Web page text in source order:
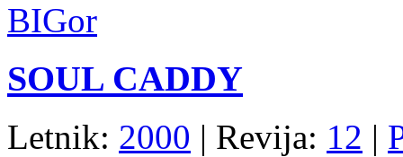
BIGor
SOUL CADDY
Letnik: 2000 | Revija: 12 |